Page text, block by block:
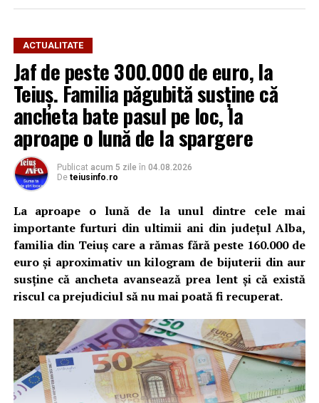
ACTUALITATE
Jaf de peste 300.000 de euro, la
Teiuș. Familia păgubită susține că
ancheta bate pasul pe loc, la
aproape o lună de la spargere
Publicat acum 5 zile în 04.08.2026
De teiusinfo.ro
La aproape o lună de la unul dintre cele mai
importante furturi din ultimii ani din județul Alba,
familia din Teiuș care a rămas fără peste 160.000 de
euro și aproximativ un kilogram de bijuterii din aur
susține că ancheta avansează prea lent și că există
riscul ca prejudiciul să nu mai poată fi recuperat.